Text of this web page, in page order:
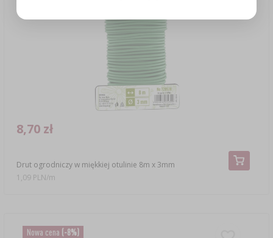
Drut ogrodniczy w miękkiej otulinie 8m x 3mm
8,70 zł
1,09 PLN/m
Nowa cena (-8%)